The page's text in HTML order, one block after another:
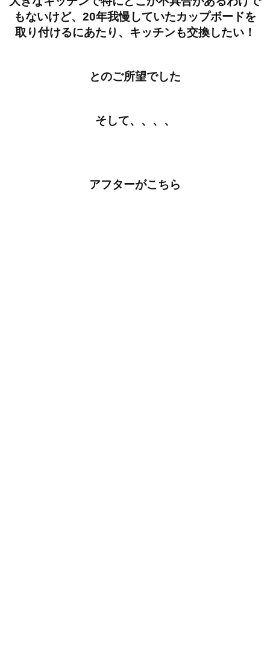
もないけど、20年我慢していたカップボードを
取り付けるにあたり、キッチンも交換したい！
とのご所望でした
そして、、、、
アフターがこちら